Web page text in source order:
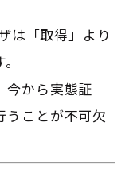
は「取得」より
今から実態証
うことが不可欠